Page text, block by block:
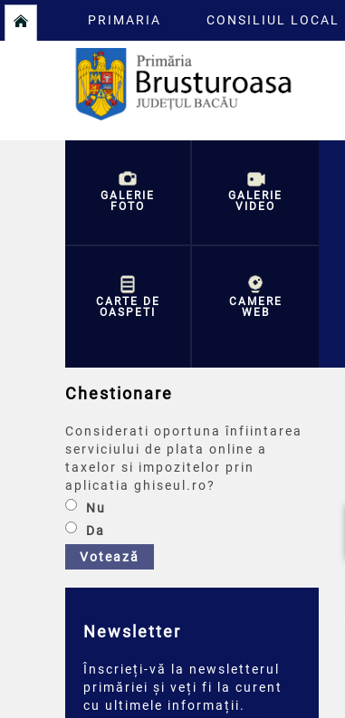
PRIMARIA CONSILIUL LOCAL
GALERIE
FOTO
GALERIE
VIDEO
CARTE DE
OASPETI
CAMERE
WEB
Chestionare
Considerati oportuna înfiintarea
serviciului de plata online a
taxelor si impozitelor prin
aplicatia ghiseul.ro?
Nu
Da
Votează
Newsletter
Înscrieți-vă la newsletterul
primăriei și veți fi la curent
cu ultimele informații.